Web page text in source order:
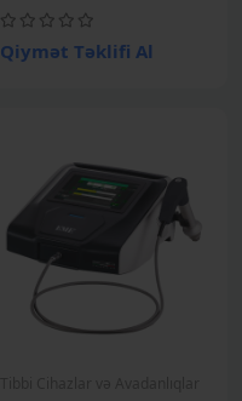
Qiymət Təklifi Al